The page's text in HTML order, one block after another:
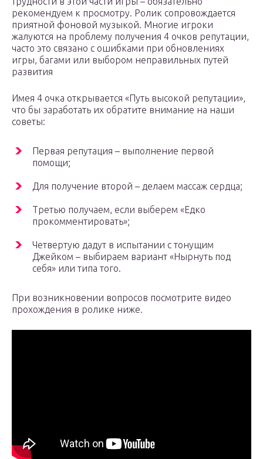
рекомендуем к просмотру. Ролик сопровождается
приятной фоновой музыкой. Многие игроки
жалуются на проблему получения 4 очков репутации,
часто это связано с ошибками при обновлениях
игры, багами или выбором неправильных путей
развития
Имея 4 очка открывается «Путь высокой репутации»,
что бы заработать их обратите внимание на наши
советы:
Первая репутация – выполнение первой
помощи;
Для получение второй – делаем массаж сердца;
Третью получаем, если выберем «Едко
прокомментировать»;
Четвертую дадут в испытании с тонущим
Джейком – выбираем вариант «Нырнуть под
себя» или типа того.
При возникновении вопросов посмотрите видео
прохождения в ролике ниже.